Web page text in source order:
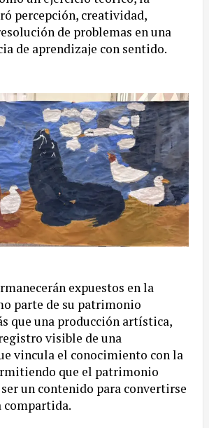
percepción, creatividad,
de problemas en una
de aprendizaje con sentido.
expuestos en la
parte de su patrimonio
que una producción artística,
visible de una
vincula el conocimiento con la
que el patrimonio
un contenido para convertirse
compartida.